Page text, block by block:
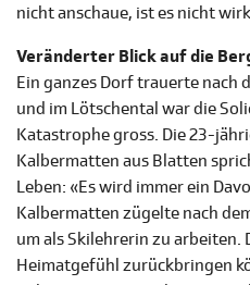
nicht anschaue, ist es nicht
Veränderter Blick auf die
Ein ganzes Dorf trauerte nach
und im Lötschental war die
Katastrophe gross. Die 23-
Kalbermatten aus Blatten
Leben: «Es wird immer ein
Kalbermatten zügelte nach
um als Skilehrerin zu arbeiten.
Heimatgefühl zurückbringen